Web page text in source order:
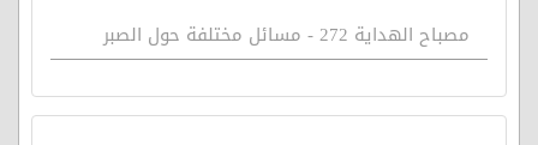
مصباح الهداية 272 - مسائل مختلفة حول الصبر